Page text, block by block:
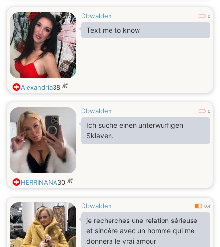
Obwalden 0
Text me to know
Alexandria38 歳
Obwalden 0
Ich suche einen unterwürfigen
Sklaven.
HERRINANA30 歳
Obwalden 0.4
je recherches une relation sérieuse
et sincère avec un homme qui me
donnera le vrai amour